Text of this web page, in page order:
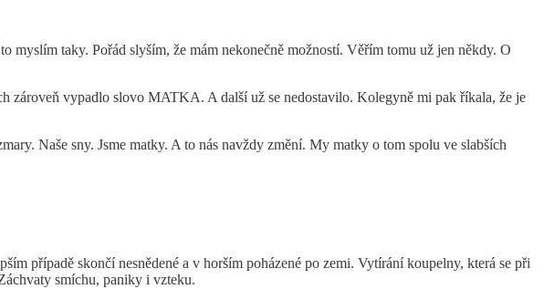
myslím taky. Pořád slyším, že mám nekonečně možností. Věřím tomu už jen někdy. O
zároveň vypadlo slovo MATKA. A další už se nedostavilo. Kolegyně mi pak říkala, že je
Naše sny. Jsme matky. A to nás navždy změní. My matky o tom spolu ve slabších
případě skončí nesnědené a v horším poházené po zemi. Vytírání koupelny, která se při
smíchu, paniky i vzteku.